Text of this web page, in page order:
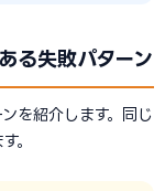
る失敗パターン
を紹介します。同じ
。